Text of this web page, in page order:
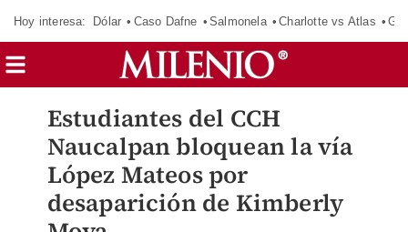
Hoy interesa: Dólar Caso Dafne Salmonela Charlotte vs Atlas
Estudiantes del CCH
Naucalpan bloquean la vía
López Mateos por
desaparición de Kimberly